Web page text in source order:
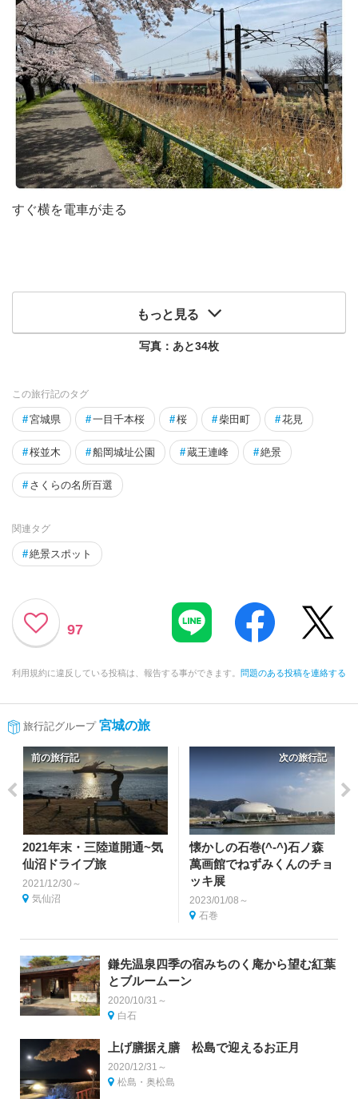
すぐ横を電車が走る
もっと見る
写真：あと34枚
この旅行記のタグ
#宮城県 #一目千本桜 #桜 #柴田町 #花見
#桜並木 #船岡城址公園 #蔵王連峰 #絶景
# さくらの名所百選
関連タグ
#絶景スポット
97
利用規約に違反している投稿は、報告する事ができます。 問題のある投稿を連絡する
旅行記グループ 宮城の旅
前の旅行記
2021年末・三陸道開通~気
仙沼ドライブ旅
2021/12/30～
気仙沼
次の旅行記
懐かしの石巻(^-^)石ノ森
萬画館でねずみくんのチョ
ッキ展
2023/01/08～
石巻
鎌先温泉四季の宿みちのく庵から望む紅葉
とブルームーン
2020/10/31～
白石
上げ膳据え膳 松島で迎えるお正月
2020/12/31～
松島・奥松島